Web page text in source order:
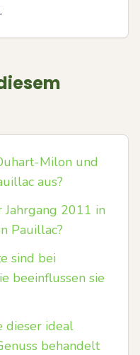
Milon und
aus?
2011 in
Pauillac?
sind bei
beeinflussen sie
dieser ideal
behandelt